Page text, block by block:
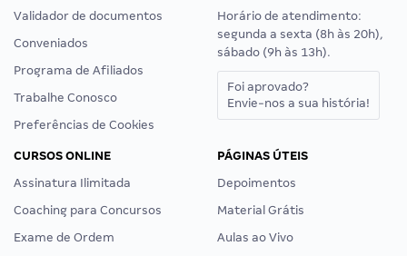
Validador de documentos
Conveniados
Programa de Afiliados
Trabalhe Conosco
Preferências de Cookies
Horário de atendimento:
segunda a sexta (8h às 20h),
sábado (9h às 13h).
Foi aprovado?
Envie-nos a sua história!
CURSOS ONLINE
Assinatura Ilimitada
Coaching para Concursos
Exame de Ordem
PÁGINAS ÚTEIS
Depoimentos
Material Grátis
Aulas ao Vivo